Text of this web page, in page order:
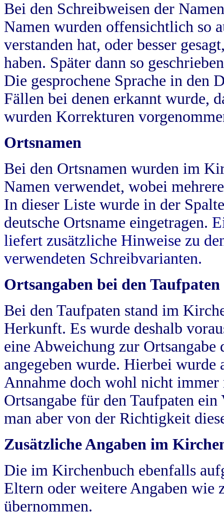
Bei den Schreibweisen der
Namen wurden offensichtlich so
verstanden hat, oder besser
haben. Später dann so
Die gesprochene Sprache in
Fällen bei denen erkannt wurde,
wurden Korrekturen
Ortsnamen
Bei den Ortsnamen wurden im
Namen verwendet, wobei
In dieser Liste wurde in der
deutsche Ortsname eingetragen.
liefert zusätzliche Hinweise zu
verwendeten Schreibvarianten.
Ortsangaben bei den Taufpaten
Bei den Taufpaten stand im
Herkunft. Es wurde deshalb
eine Abweichung zur
angegeben wurde. Hierbei wurde
Annahme doch wohl nicht
Ortsangabe für den Taufpaten
man aber von der Richtigkeit
Zusätzliche Angaben im
Die im Kirchenbuch ebenfalls
Eltern oder weitere Angaben wie
übernommen.